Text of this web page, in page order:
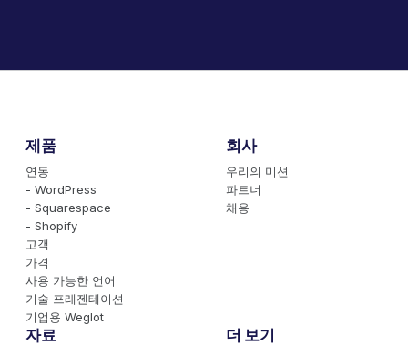
제품
연동
- WordPress
- Squarespace
- Shopify
고객
가격
사용 가능한 언어
기술 프레젠테이션
기업용 Weglot
회사
우리의 미션
파트너
채용
자료 더 보기